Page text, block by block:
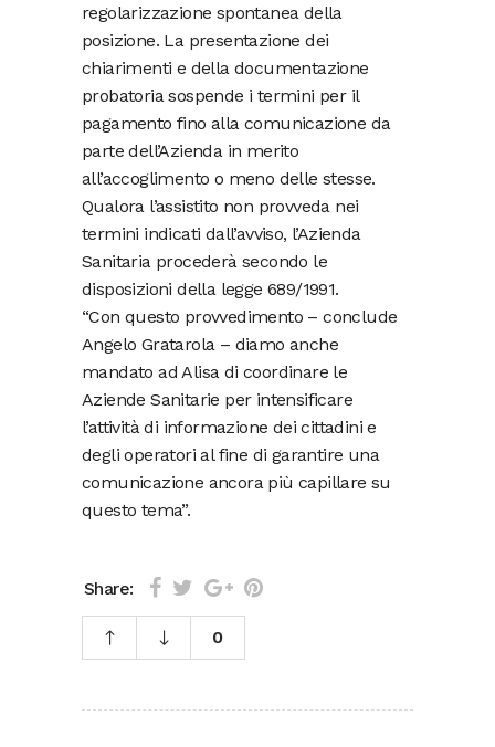
regolarizzazione spontanea della
posizione. La presentazione dei
chiarimenti e della documentazione
probatoria sospende i termini per il
pagamento fino alla comunicazione da
parte dell’Azienda in merito
all’accoglimento o meno delle stesse.
Qualora l’assistito non provveda nei
termini indicati dall’avviso, l’Azienda
Sanitaria procederà secondo le
disposizioni della legge 689/1991.
“Con questo provvedimento – conclude
Angelo Gratarola – diamo anche
mandato ad Alisa di coordinare le
Aziende Sanitarie per intensificare
l’attività di informazione dei cittadini e
degli operatori al fine di garantire una
comunicazione ancora più capillare su
questo tema”.
Share:
0